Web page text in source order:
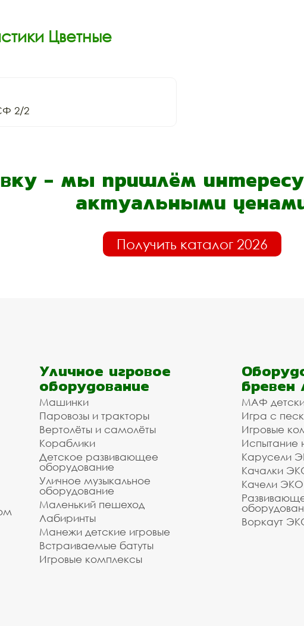
Цветные
2/2
- мы пришлём
актуальными
Получить каталог 2026
Уличное игровое
оборудование
Машинки
Паровозы и тракторы
Вертолёты и самолёты
Кораблики
Детское развивающее
оборудование
Уличное музыкальное
оборудование
Маленький пешеход
Лабиринты
Манежи детские игровые
Встраиваемые батуты
Игровые комплексы
бревен
МАФ
Игра с
Игровые
Испытание
Карусели
Качалки
Качели ЭКО
Воркаут